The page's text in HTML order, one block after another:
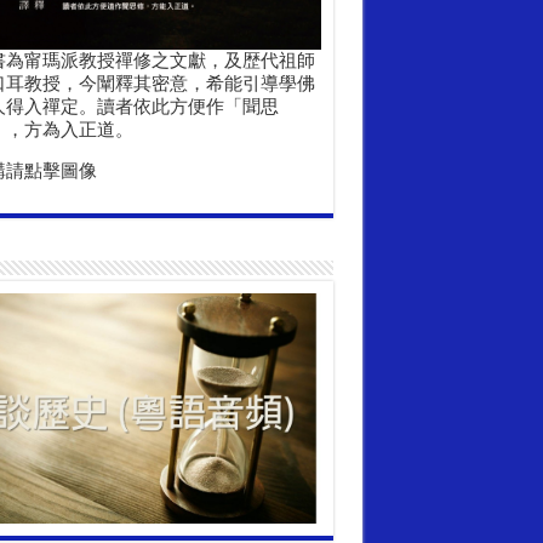
為甯瑪派教授禪修之文獻，及歴代祖師
耳教授，今闡釋其密意，希能引導學佛
得入禪定。讀者依此方便作「聞思
方為入正道。
請點擊圖像